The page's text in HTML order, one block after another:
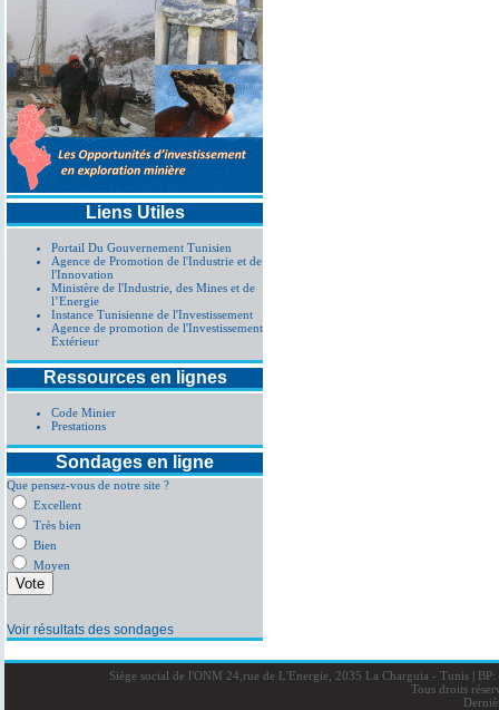
Liens Utiles
Portail Du Gouvernement Tunisien
Agence de Promotion de l'Industrie et de
l'Innovation
Ministère de l'Industrie, des Mines et de
l’Energie
Instance Tunisienne de l'Investissement
Agence de promotion de l'Investissement
Extérieur
Ressources en lignes
Code Minier
Prestations
Sondages en ligne
Que pensez-vous de notre site ?
Excellent
Très bien
Bien
Moyen
Voir résultats des sondages
Siège social de l'ONM 24,rue de L'Energie, 2035 La Charguia - Tunis |BP:
Tous droits